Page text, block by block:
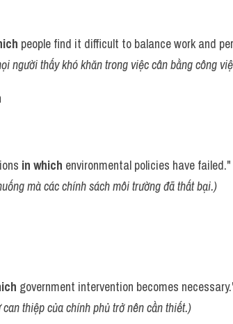
people find it difficult to balance work and
người thấy khó khăn trong việc cân bằng công
in which environmental policies have failed."
mà các chính sách môi trường đã thất bại.)
government intervention becomes
thiệp của chính phủ trở nên cần thiết.)